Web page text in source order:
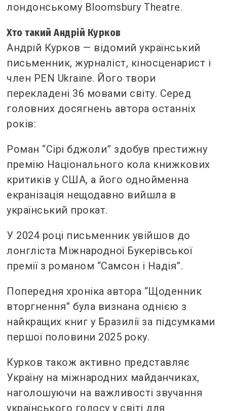
лондонському Bloomsbury Theatre.
Хто такий Андрій Курков
Андрій Курков — відомий український
письменник, журналіст, кіносценарист і
член PEN Ukraine. Його твори
перекладені 36 мовами світу. Серед
головних досягнень автора останніх
років:
Роман “Сірі бджоли” здобув престижну
премію Національного кола книжкових
критиків у США, а його однойменна
екранізація нещодавно вийшла в
український прокат.
У 2024 році письменник увійшов до
лонгліста Міжнародної Букерівської
премії з романом “Самсон і Надія”.
Попередня хроніка автора “Щоденник
вторгнення” була визнана однією з
найкращих книг у Бразилії за підсумками
першої половини 2025 року.
Курков також активно представляє
Україну на міжнародних майданчиках,
наголошуючи на важливості звучання
українського голосу у світі для